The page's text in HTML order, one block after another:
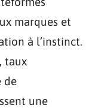
marques et
à l’instinct.
taux
de
une